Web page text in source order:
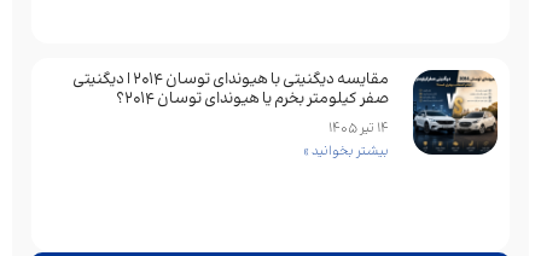
مقایسه دیگنیتی با هیوندای توسان 2014 | دیگنیتی
صفر کیلومتر بخرم یا هیوندای توسان 2014؟
14 تیر 1405
بیشتر بخوانید »